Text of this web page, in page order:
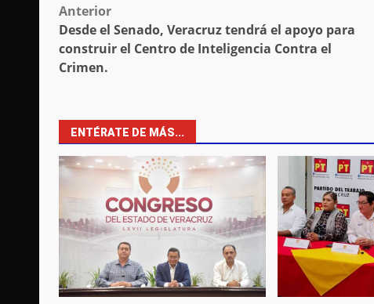
Post
navigation
Anterior
Desde el Senado, Veracruz tendrá el apoyo para
construir el Centro de Inteligencia Contra el
Crimen.
ENTÉRATE DE MÁS...